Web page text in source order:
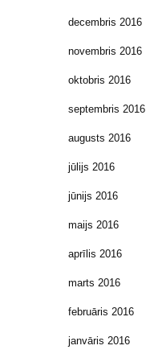
decembris 2016
novembris 2016
oktobris 2016
septembris 2016
augusts 2016
jūlijs 2016
jūnijs 2016
maijs 2016
aprīlis 2016
marts 2016
februāris 2016
janvāris 2016